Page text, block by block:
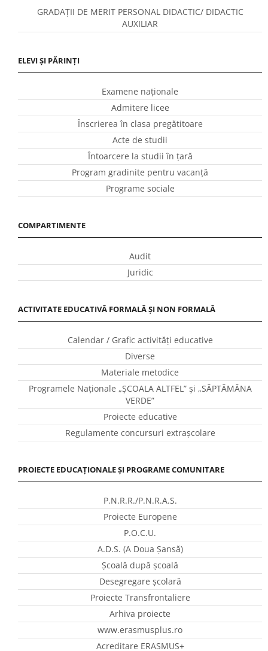
GRADAȚII DE MERIT PERSONAL DIDACTIC/ DIDACTIC
AUXILIAR
ELEVI ȘI PĂRINȚI
Examene naționale
Admitere licee
Înscrierea în clasa pregătitoare
Acte de studii
Întoarcere la studii în ţară
Program gradinite pentru vacanţă
Programe sociale
COMPARTIMENTE
Audit
Juridic
ACTIVITATE EDUCATIVĂ FORMALĂ ȘI NON FORMALĂ
Calendar / Grafic activităţi educative
Diverse
Materiale metodice
Programele Naţionale „ŞCOALA ALTFEL” și „SĂPTĂMÂNA
VERDE”
Proiecte educative
Regulamente concursuri extraşcolare
PROIECTE EDUCAȚIONALE ȘI PROGRAME COMUNITARE
P.N.R.R./P.N.R.A.S.
Proiecte Europene
P.O.C.U.
A.D.S. (A Doua Șansă)
Școală după școală
Desegregare școlară
Proiecte Transfrontaliere
Arhiva proiecte
www.erasmusplus.ro
Acreditare ERASMUS+